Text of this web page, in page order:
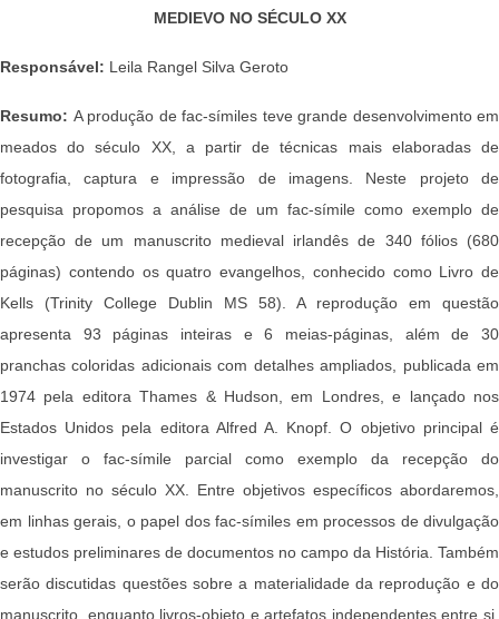
MEDIEVO NO SÉCULO XX
Responsável: Leila Rangel Silva Geroto
Resumo: A produção de fac-símiles teve grande desenvolvimento em
meados do século XX, a partir de técnicas mais elaboradas de
fotografia, captura e impressão de imagens. Neste projeto de
pesquisa propomos a análise de um fac-símile como exemplo de
recepção de um manuscrito medieval irlandês de 340 fólios (680
páginas) contendo os quatro evangelhos, conhecido como Livro de
Kells (Trinity College Dublin MS 58). A reprodução em questão
apresenta 93 páginas inteiras e 6 meias-páginas, além de 30
pranchas coloridas adicionais com detalhes ampliados, publicada em
1974 pela editora Thames & Hudson, em Londres, e lançado nos
Estados Unidos pela editora Alfred A. Knopf. O objetivo principal é
investigar o fac-símile parcial como exemplo da recepção do
manuscrito no século XX. Entre objetivos específicos abordaremos,
em linhas gerais, o papel dos fac-símiles em processos de divulgação
e estudos preliminares de documentos no campo da História. Também
serão discutidas questões sobre a materialidade da reprodução e do
manuscrito, enquanto livros-objeto e artefatos independentes entre si.